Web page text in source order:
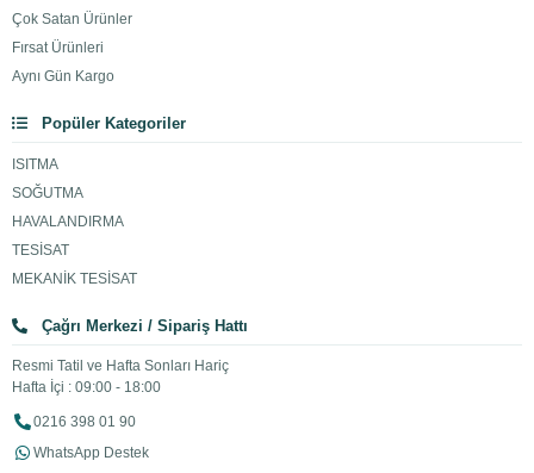
Çok Satan Ürünler
Fırsat Ürünleri
Aynı Gün Kargo
Popüler Kategoriler
ISITMA
SOĞUTMA
HAVALANDIRMA
TESİSAT
MEKANİK TESİSAT
Çağrı Merkezi / Sipariş Hattı
Resmi Tatil ve Hafta Sonları Hariç
Hafta İçi : 09:00 - 18:00
0216 398 01 90
WhatsApp Destek